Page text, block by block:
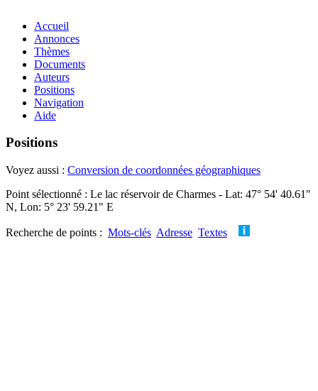
Accueil
Annonces
Thèmes
Documents
Auteurs
Positions
Navigation
Aide
Positions
Voyez aussi : Conversion de coordonnées géographiques
Point sélectionné : Le lac réservoir de Charmes - Lat: 47° 54' 40.61"
N, Lon: 5° 23' 59.21" E
Recherche de points : Mots-clés Adresse Textes